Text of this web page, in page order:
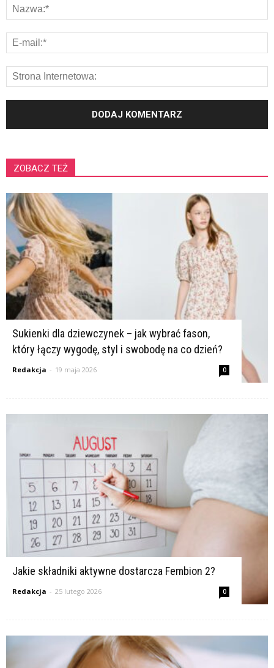
ZOBACZ TEŻ
Sukienki dla dziewczynek – jak wybrać fason,
który łączy wygodę, styl i swobodę na co dzień?
Redakcja - 19 maja 2026 0
Jakie składniki aktywne dostarcza Fembion 2?
Redakcja - 25 lutego 2026 0